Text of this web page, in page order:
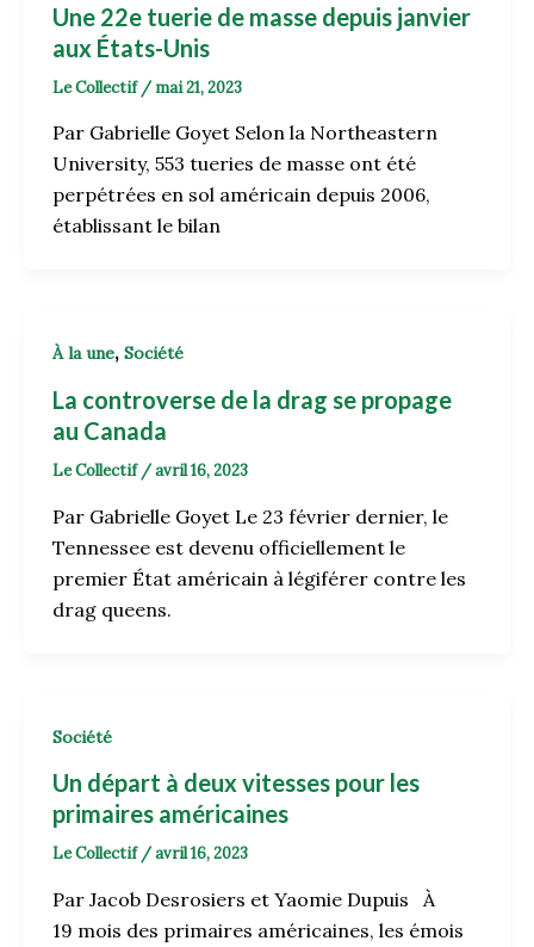
Une 22e tuerie de masse depuis janvier
aux États-Unis
Le Collectif / mai 21, 2023
Par Gabrielle Goyet Selon la Northeastern
University, 553 tueries de masse ont été
perpétrées en sol américain depuis 2006,
établissant le bilan
À la une, Société
La controverse de la drag se propage
au Canada
Le Collectif /avril 16, 2023
Par Gabrielle Goyet Le 23 février dernier, le
Tennessee est devenu officiellement le
premier État américain à légiférer contre les
drag queens.
Société
Un départ à deux vitesses pour les
primaires américaines
Le Collectif /avril 16, 2023
Par Jacob Desrosiers et Yaomie Dupuis À
19 mois des primaires américaines, les émois